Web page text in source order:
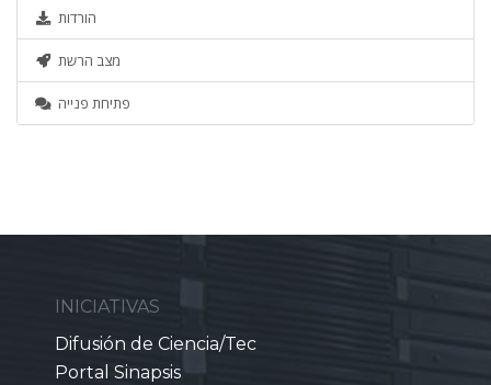
הורדות
מצב הרשת
פתיחת פנייה
INICIATIVAS
Difusión de Ciencia/Tec
Portal Sinapsis